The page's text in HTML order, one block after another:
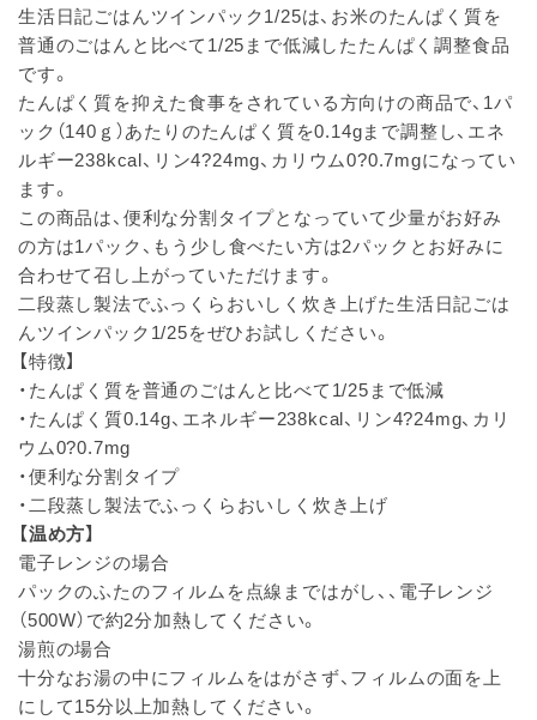
生活日記ごはんツインパック1/25は、お米のたんぱく質を
普通のごはんと比べて1/25まで低減したたんぱく調整食品
です。
たんぱく質を抑えた食事をされている方向けの商品で、1パ
ック（140ｇ）あたりのたんぱく質を0.14gまで調整し、エネ
ルギー238kcal、リン4?24mg、カリウム0?0.7mgになってい
ます。
この商品は、便利な分割タイプとなっていて少量がお好み
の方は1パック、もう少し食べたい方は2パックとお好みに
合わせて召し上がっていただけます。
二段蒸し製法でふっくらおいしく炊き上げた生活日記ごは
んツインパック1/25をぜひお試しください。
【特徴】
・たんぱく質を普通のごはんと比べて1/25まで低減
・たんぱく質0.14g、エネルギー238kcal、リン4?24mg、カリ
ウム0?0.7mg
・便利な分割タイプ
・二段蒸し製法でふっくらおいしく炊き上げ
【温め方】
電子レンジの場合
パックのふたのフィルムを点線まではがし、、電子レンジ
（500W）で約2分加熱してください。
湯煎の場合
十分なお湯の中にフィルムをはがさず、フィルムの面を上
にして15分以上加熱してください。